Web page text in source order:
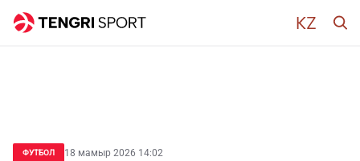
ФУТБОЛ 18 мамыр 2026 14:02